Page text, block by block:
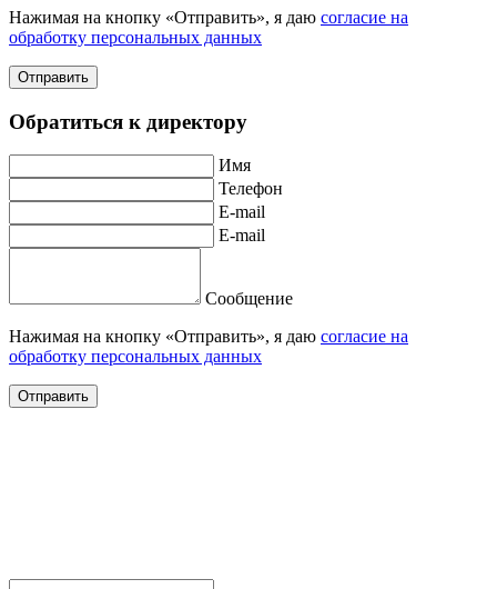
Нажимая на кнопку «Отправить», я даю согласие на
обработку персональных данных
Отправить
Обратиться к директору
Имя
Телефон
E-mail
E-mail
Сообщение
Нажимая на кнопку «Отправить», я даю согласие на
обработку персональных данных
Отправить